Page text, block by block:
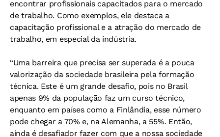
encontrar profissionais capacitados para o mercado
de trabalho. Como exemplos, ele destaca a
capacitação profissional e a atração do mercado de
trabalho, em especial da indústria.
“Uma barreira que precisa ser superada é a pouca
valorização da sociedade brasileira pela formação
técnica. Este é um grande desafio, pois no Brasil
apenas 9% da população faz um curso técnico,
enquanto em países como a Finlândia, esse número
pode chegar a 70% e, na Alemanha, a 55%. Então,
ainda é desafiador fazer com que a nossa sociedade